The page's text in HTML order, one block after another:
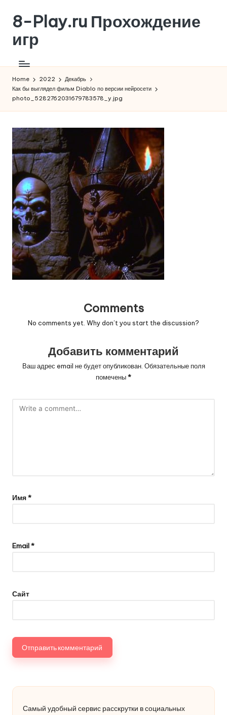
Skip
content
8-Play.ru Прохождение
игр
Home 2022
Декабрь
Как бы выглядел фильм Diablo по версии нейросети
photo_5282762031679783578_y.jpg
Comments
No comments yet. Why don’t you start the discussion?
Добавить комментарий
Ваш адрес email не будет опубликован. Обязательные поля
помечены*
Имя*
Email*
Сайт
Самый удобный сервис расскрутки в социальных